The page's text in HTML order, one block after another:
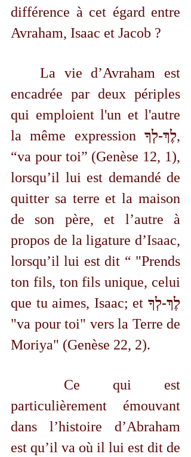
différence à cet égard entre
Avraham, Isaac et Jacob ?
encadrée par deux périples
qui emploient l'un et l'autre
la même expression לֶךְ-לְךָ,
“va pour toi” (Genèse 12, 1),
lorsqu’il lui est demandé de
quitter sa terre et la maison
de son père, et l’autre à
propos de la ligature d’Isaac,
lorsqu’il lui est dit “ "Prends
ton fils, ton fils unique, celui
que tu aimes, Isaac; et לֶךְ-לְךָ
"va pour toi" vers la Terre de
Moriya" (Genèse 22, 2).
particulièrement émouvant
dans l’histoire d’Abraham
est qu’il va où il lui est dit de